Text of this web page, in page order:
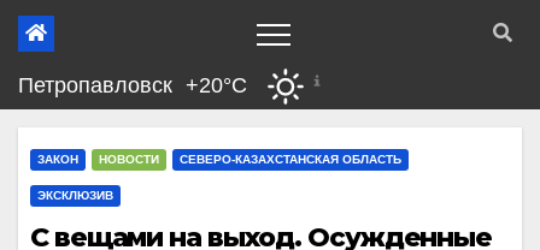
Петропавловск +20°C
ЗАКОН НОВОСТИ СЕВЕРО-КАЗАХСТАНСКАЯ ОБЛАСТЬ
ЭКСКЛЮЗИВ
С вещами на выход. Осужденные